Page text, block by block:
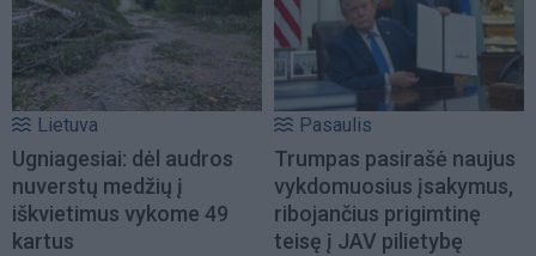
Lietuva
Ugniagesiai: dėl audros
nuverstų medžių į
iškvietimus vykome 49
kartus
Pasaulis
Trumpas pasirašė naujus
vykdomuosius įsakymus,
ribojančius prigimtinę
teisę į JAV pilietybę